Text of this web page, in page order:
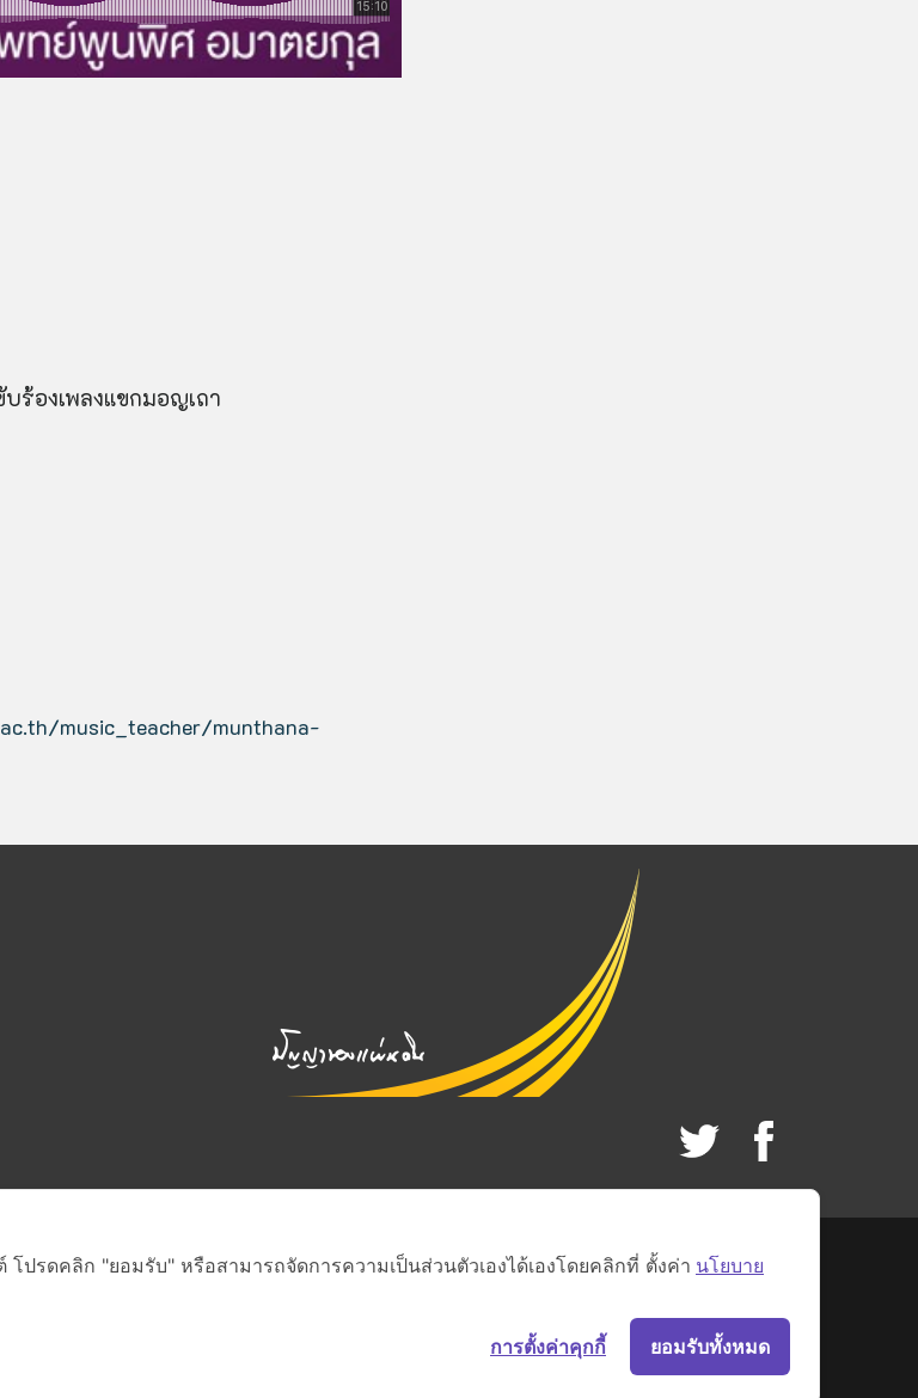
ร้องเพลงแขกมอญเถา
music_teacher/munthana-
รดคลิก "ยอมรับ" หรือสามารถจัดการความเป็นส่วนตัวเองได้เองโดยคลิกที่ ตั้งค่า นโยบาย
ยอมรับทั้งหมด
การตั้งค่าคุกกี้